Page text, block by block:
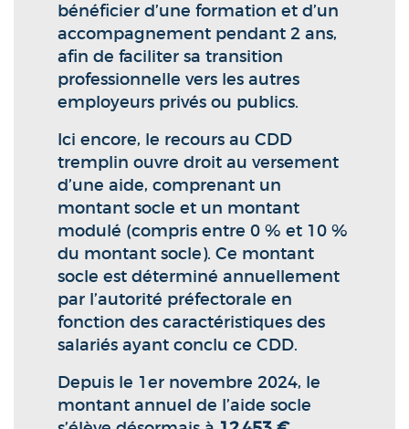
bénéficier d’une formation et d’un
accompagnement pendant 2 ans,
afin de faciliter sa transition
professionnelle vers les autres
employeurs privés ou publics.
Ici encore, le recours au CDD
tremplin ouvre droit au versement
d’une aide, comprenant un
montant socle et un montant
modulé (compris entre 0 % et 10 %
du montant socle). Ce montant
socle est déterminé annuellement
par l’autorité préfectorale en
fonction des caractéristiques des
salariés ayant conclu ce CDD.
Depuis le 1er novembre 2024, le
montant annuel de l’aide socle